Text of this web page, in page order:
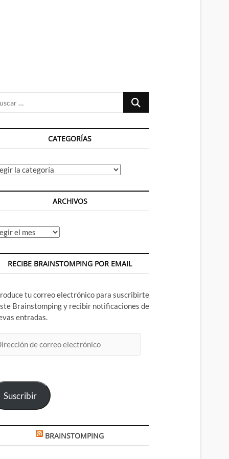
Buscar
CATEGORÍAS
ARCHIVOS
RECIBE BRAINSTOMPING POR EMAIL
tu correo electrónico para suscribirte
Brainstomping y recibir notificaciones de
entradas.
Suscribir
BRAINSTOMPING